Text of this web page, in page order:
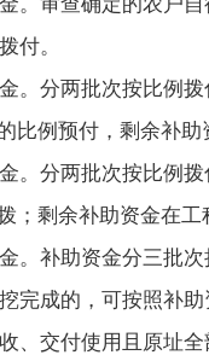
付。
。分两批次按比例
比例预付，剩余补
。分两批次按比例
；剩余补助资金在
。补助资金分三批
完成的，可按照补
、交付使用且原址